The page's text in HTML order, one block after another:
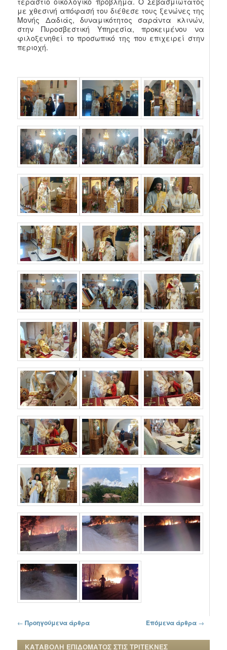
με χθεσινή απόφασή του διέθεσε τους ξενώνες της
Μονής Δαδιάς, δυναμικότητος σαράντα κλινών,
στην Πυροσβεστική Υπηρεσία, προκειμένου να
φιλοξενηθεί το προσωπικό της που επιχειρεί στην
περιοχή.
Πλοήγηση στα άρθρα
← Προηγούμενα άρθρα Επόμενα άρθρα →
ΚΑΤΑΒΟΛΗ ΕΠΙΔΟΜΑΤΟΣ ΣΤΙΣ ΤΡΙΤΕΚΝΕΣ